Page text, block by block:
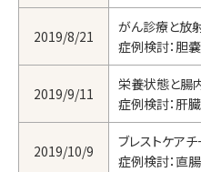
2019/8/21
がん診療と放
症例検討：胆
2019/9/11
栄養状態と腸
症例検討：肝
2019/10/9
ブレストケア
症例検討：直